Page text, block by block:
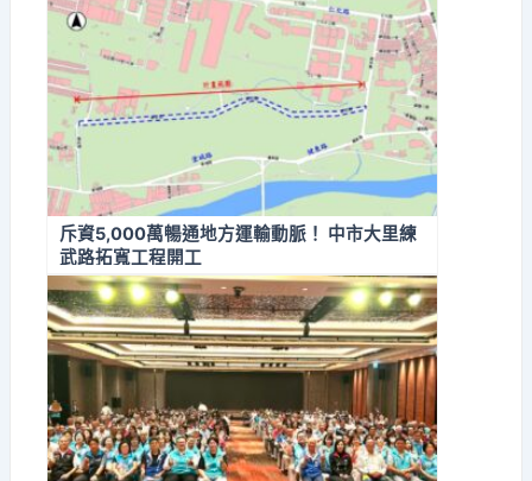
斥資5,000萬暢通地方運輸動脈！ 中市大里練
武路拓寬工程開工